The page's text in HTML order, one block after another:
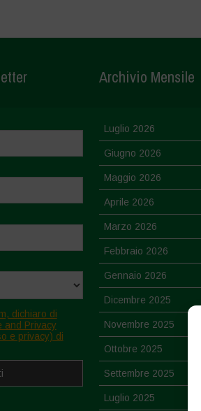
dichiaro di
and Privacy
e privacy) di
Archivio Mensile
Luglio 2026
Giugno 2026
Maggio 2026
Aprile 2026
Marzo 2026
Febbraio 2026
Gennaio 2026
Dicembre 2025
Novembre 2025
Ottobre 2025
Settembre 2025
Luglio 2025